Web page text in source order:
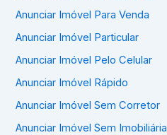
Anunciar Imóvel Para Venda
Anunciar Imóvel Particular
Anunciar Imóvel Pelo Celular
Anunciar Imóvel Rápido
Anunciar Imóvel Sem Corretor
Anunciar Imóvel Sem Imobiliária